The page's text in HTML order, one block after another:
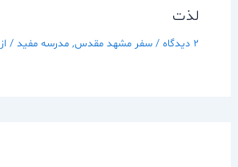
لذت
2 دیدگاه / سفر مشهد مقدس, مدرسه مفيد/ از